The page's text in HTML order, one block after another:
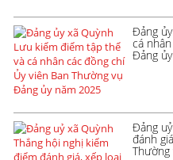
Đảng
cá
Đảng
Đảng
đánh